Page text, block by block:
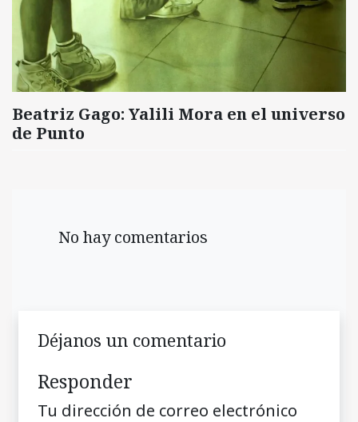
Beatriz Gago: Yalili Mora en el universo
de Punto
No hay comentarios
Déjanos un comentario
Responder
Tu dirección de correo electrónico